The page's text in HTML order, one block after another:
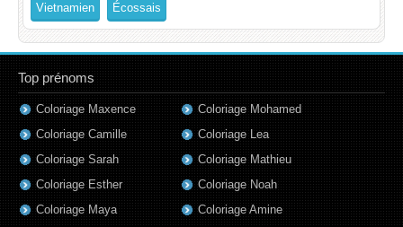
Vietnamien Écossais
Top prénoms
Coloriage Maxence
Coloriage Camille
Coloriage Sarah
Coloriage Esther
Coloriage Maya
Coloriage Mohamed
Coloriage Lea
Coloriage Mathieu
Coloriage Noah
Coloriage Amine